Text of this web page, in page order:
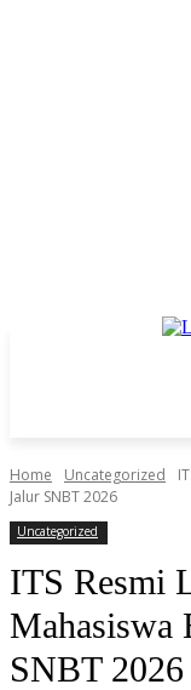
Home Uncategorized
Jalur SNBT 2026
Uncategorized
ITS Resmi
Mahasiswa
SNBT 2026